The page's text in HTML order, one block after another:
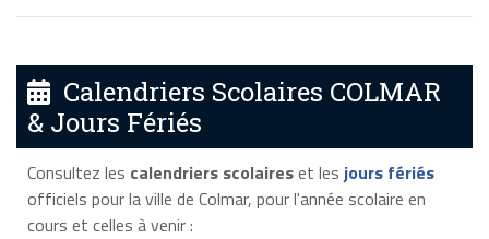
Calendriers Scolaires COLMAR
& Jours Fériés
Consultez les calendriers scolaireset les jours fériés
officiels pour la ville de Colmar, pour l'année scolaire en
cours et celles à venir :